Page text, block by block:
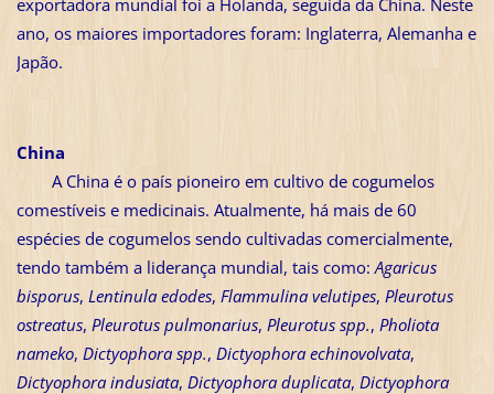
ano, os maiores importadores foram: Inglaterra, Alemanha e
Japão.
China
A China é o país pioneiro em cultivo de cogumelos
comestíveis e medicinais. Atualmente, há mais de 60
espécies de cogumelos sendo cultivadas comercialmente,
tendo também a liderança mundial, tais como: Agaricus
bisporus, Lentinula edodes, Flammulina velutipes, Pleurotus
ostreatus, Pleurotus pulmonarius, Pleurotus spp., Pholiota
nameko, Dictyophora spp., Dictyophora echinovolvata,
Dictyophora indusiata, Dictyophora duplicata, Dictyophora